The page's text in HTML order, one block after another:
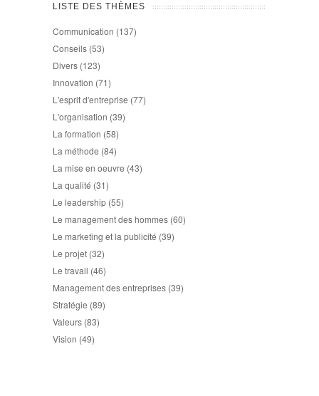
LISTE DES THÈMES
Communication (137)
Conseils (53)
Divers (123)
Innovation (71)
L'esprit d'entreprise (77)
L'organisation (39)
La formation (58)
La méthode (84)
La mise en oeuvre (43)
La qualité (31)
Le leadership (55)
Le management des hommes (60)
Le marketing et la publicité (39)
Le projet (32)
Le travail (46)
Management des entreprises (39)
Stratégie (89)
Valeurs (83)
Vision (49)